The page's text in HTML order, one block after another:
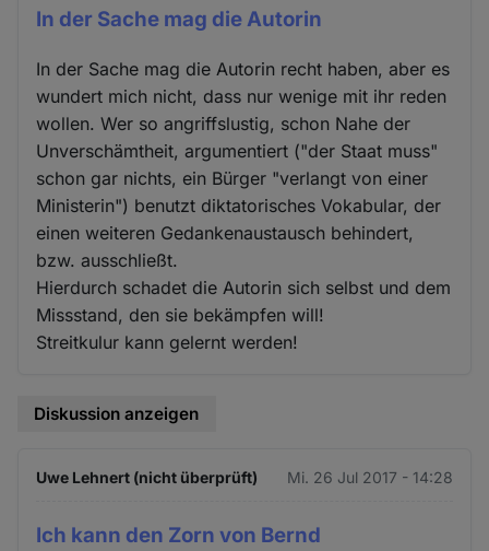
In der Sache mag die Autorin
In der Sache mag die Autorin recht haben, aber es
wundert mich nicht, dass nur wenige mit ihr reden
wollen. Wer so angriffslustig, schon Nahe der
Unverschämtheit, argumentiert ("der Staat muss"
schon gar nichts, ein Bürger "verlangt von einer
Ministerin") benutzt diktatorisches Vokabular, der
einen weiteren Gedankenaustausch behindert,
bzw. ausschließt.
Hierdurch schadet die Autorin sich selbst und dem
Missstand, den sie bekämpfen will!
Streitkulur kann gelernt werden!
Diskussion anzeigen
Uwe Lehnert (nicht überprüft) Mi. 26 Jul 2017 - 14:28
Ich kann den Zorn von Bernd